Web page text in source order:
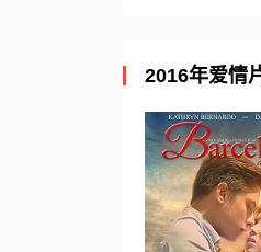
2016年爱情